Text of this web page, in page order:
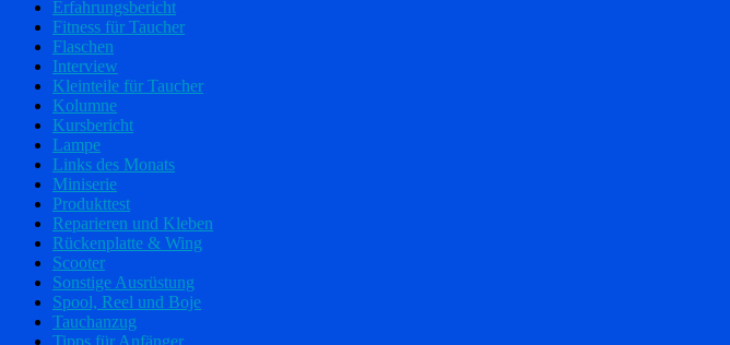
Erfahrungsbericht
Fitness für Taucher
Flaschen
Interview
Kleinteile für Taucher
Kolumne
Kursbericht
Lampe
Links des Monats
Miniserie
Produkttest
Reparieren und Kleben
Rückenplatte & Wing
Scooter
Sonstige Ausrüstung
Spool, Reel und Boje
Tauchanzug